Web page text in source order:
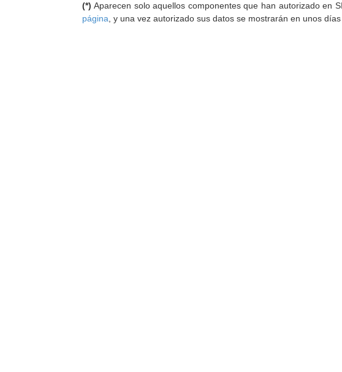
(*) Aparecen solo aquellos componentes que han autorizado en
página , y una vez autorizado sus datos se mostrarán en unos días